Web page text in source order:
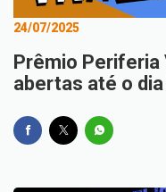
24/07/2025
Prêmio
abertas até o